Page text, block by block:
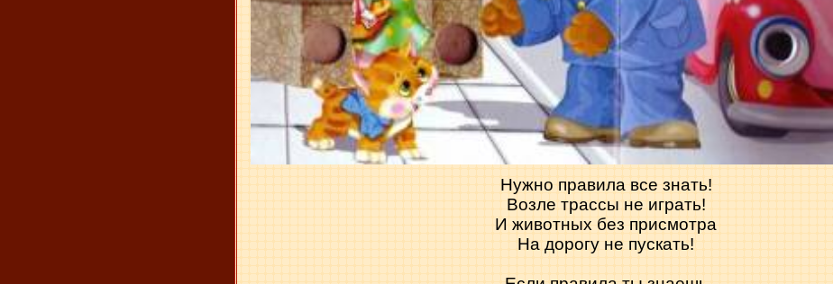
Нужно правила все знать!
Возле трассы не играть!
И животных без присмотра
На дорогу не пускать!